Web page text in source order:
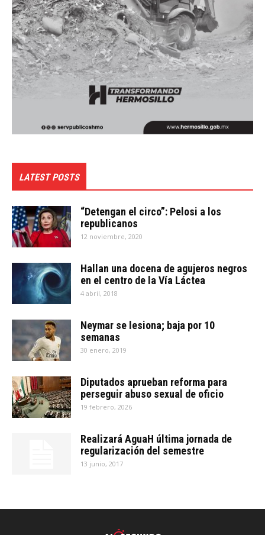
LATEST POSTS
“Detengan el circo”: Pelosi a los
republicanos
12 noviembre, 2020
Hallan una docena de agujeros negros
en el centro de la Vía Láctea
4 abril, 2018
Neymar se lesiona; baja por 10
semanas
30 enero, 2019
Diputados aprueban reforma para
perseguir abuso sexual de oficio
19 febrero, 2026
Realizará AguaH última jornada de
regularización del semestre
13 junio, 2017